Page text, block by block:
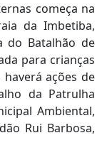
começa na
da Imbetiba,
do Batalhão de
para crianças
haverá ações de
da Patrulha
Ambiental,
Rui Barbosa,